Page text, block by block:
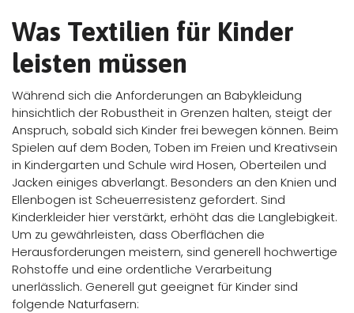
Was Textilien für Kinder
leisten müssen
Während sich die Anforderungen an Babykleidung
hinsichtlich der Robustheit in Grenzen halten, steigt der
Anspruch, sobald sich Kinder frei bewegen können. Beim
Spielen auf dem Boden, Toben im Freien und Kreativsein
in Kindergarten und Schule wird Hosen, Oberteilen und
Jacken einiges abverlangt. Besonders an den Knien und
Ellenbogen ist Scheuerresistenz gefordert. Sind
Kinderkleider hier verstärkt, erhöht das die Langlebigkeit.
Um zu gewährleisten, dass Oberflächen die
Herausforderungen meistern, sind generell hochwertige
Rohstoffe und eine ordentliche Verarbeitung
unerlässlich. Generell gut geeignet für Kinder sind
folgende Naturfasern: